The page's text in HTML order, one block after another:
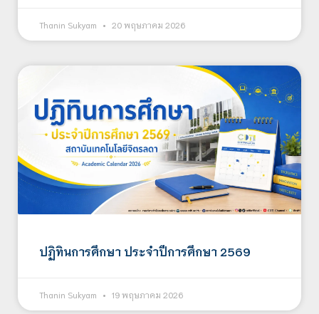
Thanin Sukyam 20 พฤษภาคม 2026
ปฏิทินการศึกษา ประจำปีการศึกษา 2569
Thanin Sukyam 19 พฤษภาคม 2026